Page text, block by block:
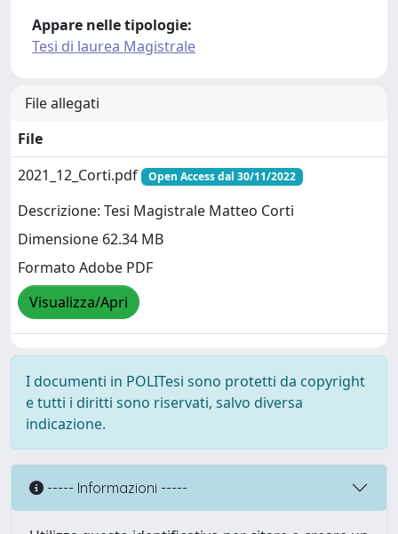
Appare nelle tipologie:
Tesi di laurea Magistrale
File allegati
File
2021_12_Corti.pdf
Open Access dal 30/11/2022
Descrizione: Tesi Magistrale Matteo Corti
Dimensione 62.34 MB
Formato Adobe PDF
Visualizza/Apri
I documenti in POLITesi sono protetti da copyright
e tutti i diritti sono riservati, salvo diversa
indicazione.
----- Informazioni -----